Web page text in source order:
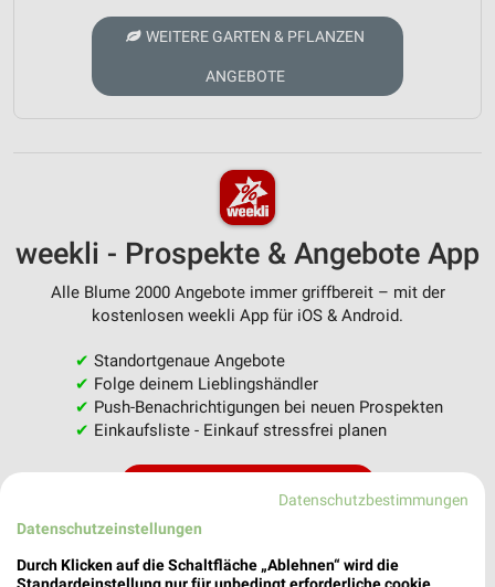
WEITERE GARTEN & PFLANZEN
ANGEBOTE
weekli - Prospekte & Angebote App
Alle Blume 2000 Angebote immer griffbereit – mit der
kostenlosen weekli App für iOS & Android.
✔ Standortgenaue Angebote
✔ Folge deinem Lieblingshändler
✔ Push-Benachrichtigungen bei neuen Prospekten
✔ Einkaufsliste - Einkauf stressfrei planen
Datenschutzbestimmungen
Datenschutzeinstellungen
Durch Klicken auf die Schaltfläche „Ablehnen“ wird die
Standardeinstellung nur für unbedingt erforderliche cookie